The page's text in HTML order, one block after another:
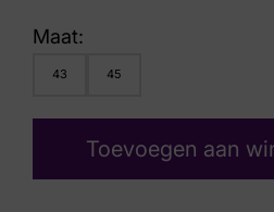
Maat:
43 45
Toevoegen aan